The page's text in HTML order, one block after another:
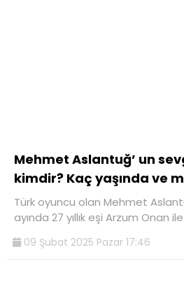
Mehmet Aslantuğ’ un
kimdir? Kaç yaşında ve
Türk oyuncu olan Mehmet
ayında 27 yıllık eşi Arzum Onan ile
09 Şubat 2025 Pazar 17:46